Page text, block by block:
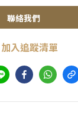
聯絡我們
加入追蹤清單